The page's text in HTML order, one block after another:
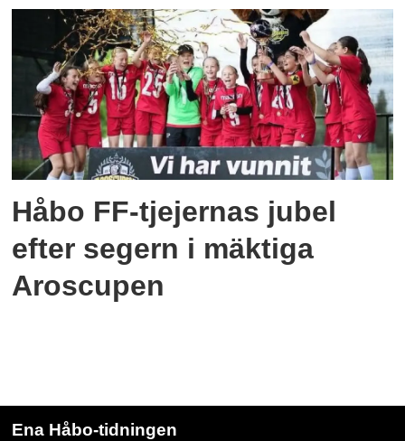
Håbo FF-tjejernas jubel
efter segern i mäktiga
Aroscupen
Ena Håbo-tidningen